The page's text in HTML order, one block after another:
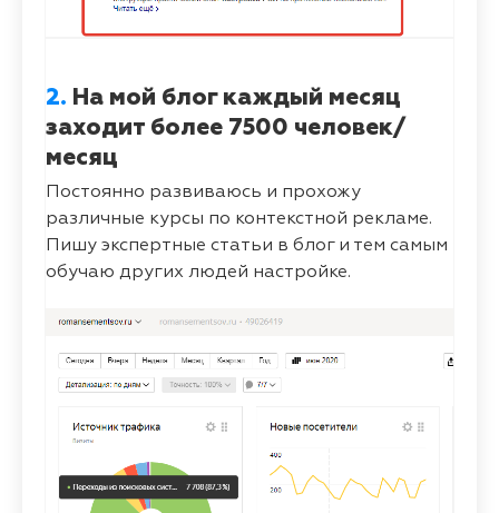
2. На мой блог каждый месяц
заходит более 7500 человек/
месяц
Постоянно развиваюсь и прохожу
различные курсы по контекстной рекламе.
Пишу экспертные статьи в блог и тем самым
обучаю других людей настройке.